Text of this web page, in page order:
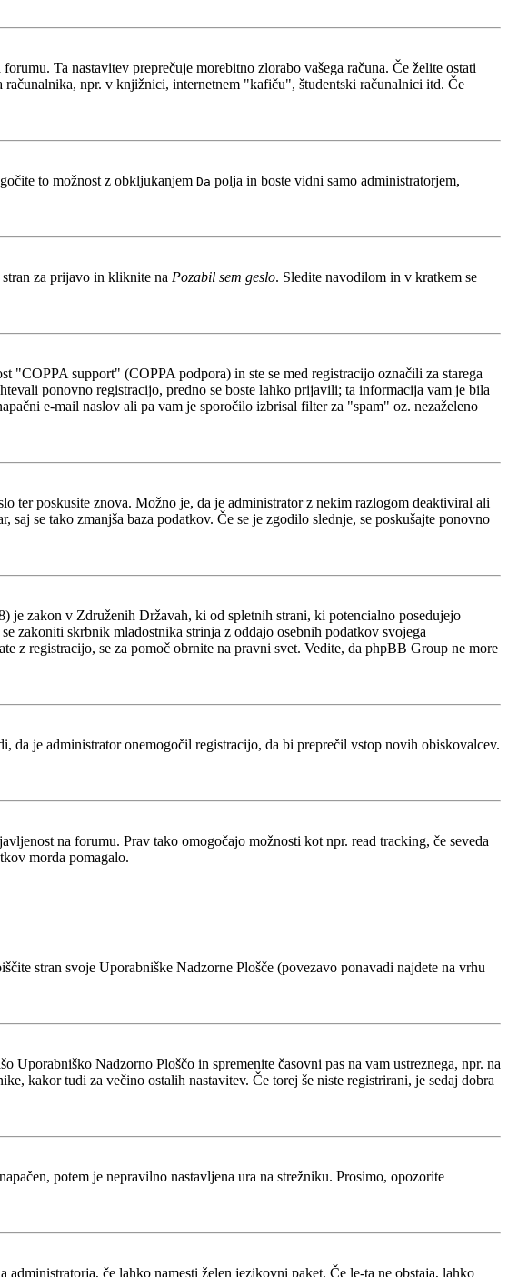
Ta nastavitev preprečuje morebitno zlorabo vašega računa. Če želite ostati
npr. v knjižnici, internetnem "kafiču", študentski računalnici itd. Če
to možnost z obkljukanjem Da polja in boste vidni samo administratorjem,
za prijavo in kliknite na Pozabil sem geslo. Sledite navodilom in v kratkem se
"COPPA support" (COPPA podpora) in ste se med registracijo označili za starega
ponovno registracijo, predno se boste lahko prijavili; ta informacija vam je bila
e-mail naslov ali pa vam je sporočilo izbrisal filter za "spam" oz. nezaželeno
ter poskusite znova. Možno je, da je administrator z nekim razlogom deaktiviral ali
se tako zmanjša baza podatkov. Če se je zgodilo slednje, se poskušajte ponovno
zakon v Združenih Državah, ki od spletnih strani, ki potencialno posedujejo
zakoniti skrbnik mladostnika strinja z oddajo osebnih podatkov svojega
z registracijo, se za pomoč obrnite na pravni svet. Vedite, da phpBB Group ne more
da je administrator onemogočil registracijo, da bi preprečil vstop novih obiskovalcev.
na forumu. Prav tako omogočajo možnosti kot npr. read tracking, če seveda
morda pomagalo.
stran svoje Uporabniške Nadzorne Plošče (povezavo ponavadi najdete na vrhu
Uporabniško Nadzorno Ploščo in spremenite časovni pas na vam ustreznega, npr. na
kakor tudi za večino ostalih nastavitev. Če torej še niste registrirani, je sedaj dobra
potem je nepravilno nastavljena ura na strežniku. Prosimo, opozorite
če lahko namesti želen jezikovni paket. Če le-ta ne obstaja, lahko